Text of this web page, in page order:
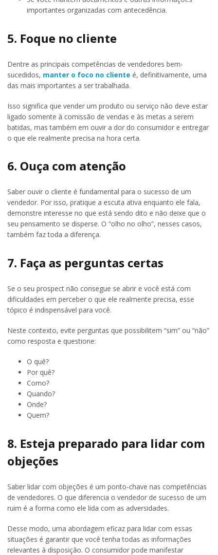
importantes organizadas com antecedência.
5. Foque no cliente
Dentre as principais competências de vendedores bem-
sucedidos, manter o foco no cliente é, definitivamente, uma
das mais importantes a ser trabalhada.
Isso significa que vender um produto ou serviço não deve estar
ligado somente à comissão de vendas e às metas a serem
batidas, mas também em ouvir a dor do consumidor e entregar
o que ele realmente precisa na hora certa.
6. Ouça com atenção
Saber ouvir o cliente é fundamental para o sucesso de um
vendedor. Por isso, pratique a escuta ativa enquanto ele fala,
demonstre interesse no que está sendo dito e não deixe que o
seu pensamento se disperse. O “olho no olho”, nesses casos,
também faz toda a diferença.
7. Faça as perguntas certas
Se o seu prospect não consegue se abrir e você está com
dificuldades em perceber o que ele realmente precisa, esse
tópico é indispensável para você.
Neste contexto, evite perguntas que possibilitem “sim” ou “não”
como resposta e questione:
O quê?
Por quê?
Como?
Quando?
Onde?
Quem?
8. Esteja preparado para lidar com
objeções
Saber lidar com objeções é um ponto-chave nas competências
de vendedores. O que diferencia o vendedor de sucesso de um
ruim é a forma como ele lida com as adversidades.
Desse modo, uma abordagem eficaz para lidar com essas
situações é garantir que você tenha todas as informações
relevantes à disposição. O consumidor pode manifestar